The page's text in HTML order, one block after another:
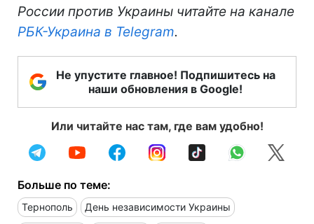
России против Украины читайте на канале
РБК-Украина в Telegram.
Не упустите главное! Подпишитесь на
наши обновления в Google!
Или читайте нас там, где вам удобно!
Больше по теме:
Тернополь День независимости Украины